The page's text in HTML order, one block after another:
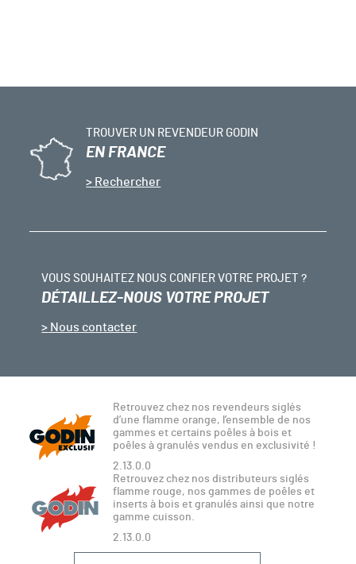
TROUVER UN REVENDEUR GODIN
EN FRANCE
Rechercher
VOUS SOUHAITEZ NOUS CONFIER VOTRE PROJET ?
DÉTAILLEZ-NOUS VOTRE PROJET
Nous contacter
Retrouvez chez nos revendeurs siglés
d’une flamme orange, l’ensemble de nos
gammes et certains poêles à bois et
poêles à granulés vendus en exclusivité !
2.13.0.0
Retrouvez chez nos distributeurs siglés
flamme rouge, nos gammes de poêles et
inserts à bois et granulés ainsi que notre
gamme cuisson.
2.13.0.0